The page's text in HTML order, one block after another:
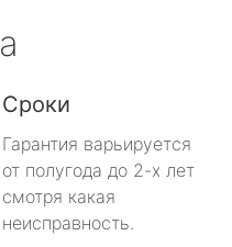
Сроки
Гарантия варьируется
от полугода до 2-х лет
смотря какая
неисправность.